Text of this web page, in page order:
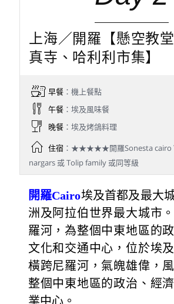
上海／開羅【懸空教
真寺、哈利利市集】
早餐：機上餐點
午餐：埃及風味餐
晚餐：埃及烤鴿料理
住宿：★★★★★開羅Sonesta cairo
nargars 或 Tolip family 或同等級
開羅Cairo埃及首都及最大
洲及阿拉伯世界最大城市
羅河，為整個中東地區的
文化和交通中心，位於埃
橫跨尼羅河，氣魄雄偉，
整個中東地區的政治、經
業中心。